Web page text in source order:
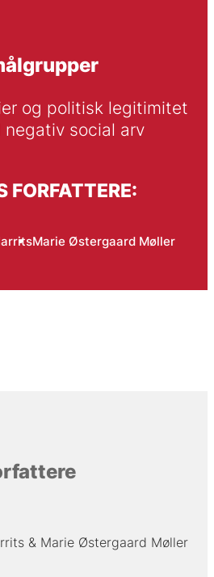
og politisk legitimitet
social arv
FORFATTERE:
Marie Østergaard Møller
Marie Østergaard Møller